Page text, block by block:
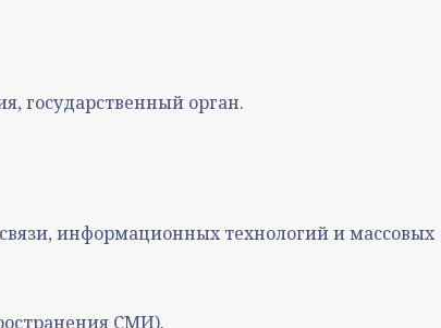
государственный орган.
информационных технологий и массовых
СМИ).